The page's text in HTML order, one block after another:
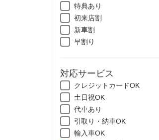
特典あり
初来店割
新車割
早割り
対応サービス
クレジットカードOK
土日祝OK
代車あり
引取り・納車OK
輸入車OK